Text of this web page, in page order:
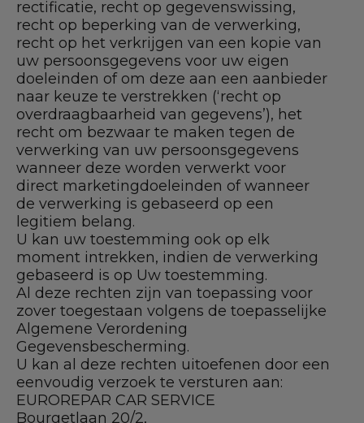
rectificatie, recht op gegevenswissing,
recht op beperking van de verwerking,
recht op het verkrijgen van een kopie van
uw persoonsgegevens voor uw eigen
doeleinden of om deze aan een aanbieder
naar keuze te verstrekken (‘recht op
overdraagbaarheid van gegevens’), het
recht om bezwaar te maken tegen de
verwerking van uw persoonsgegevens
wanneer deze worden verwerkt voor
direct marketingdoeleinden of wanneer
de verwerking is gebaseerd op een
legitiem belang.
U kan uw toestemming ook op elk
moment intrekken, indien de verwerking
gebaseerd is op Uw toestemming.
Al deze rechten zijn van toepassing voor
zover toegestaan volgens de toepasselijke
Algemene Verordening
Gegevensbescherming.
U kan al deze rechten uitoefenen door een
eenvoudig verzoek te versturen aan:
EUROREPAR CAR SERVICE
Bourgetlaan 20/2,